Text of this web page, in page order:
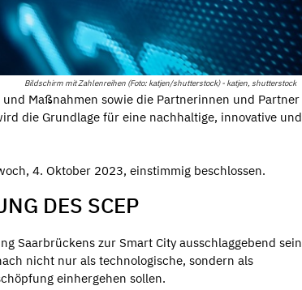
Bildschirm mit Zahlenreihen (Foto: katjen/shutterstock) - katjen, shutterstock
Maßnahmen sowie die Partnerinnen und Partner
die Grundlage für eine nachhaltige, innovative und
4. Oktober 2023, einstimmig beschlossen.
DES SCEP
Saarbrückens zur Smart City ausschlaggebend sein
nicht nur als technologische, sondern als
einhergehen sollen.